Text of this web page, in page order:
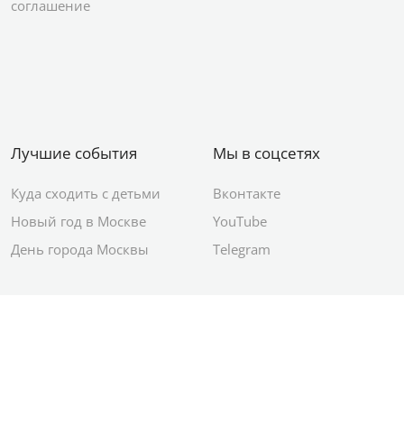
соглашение
Лучшие события
Куда сходить с детьми
Новый год в Москве
День города Москвы
Мы в соцсетях
Вконтакте
YouTube
Telegram